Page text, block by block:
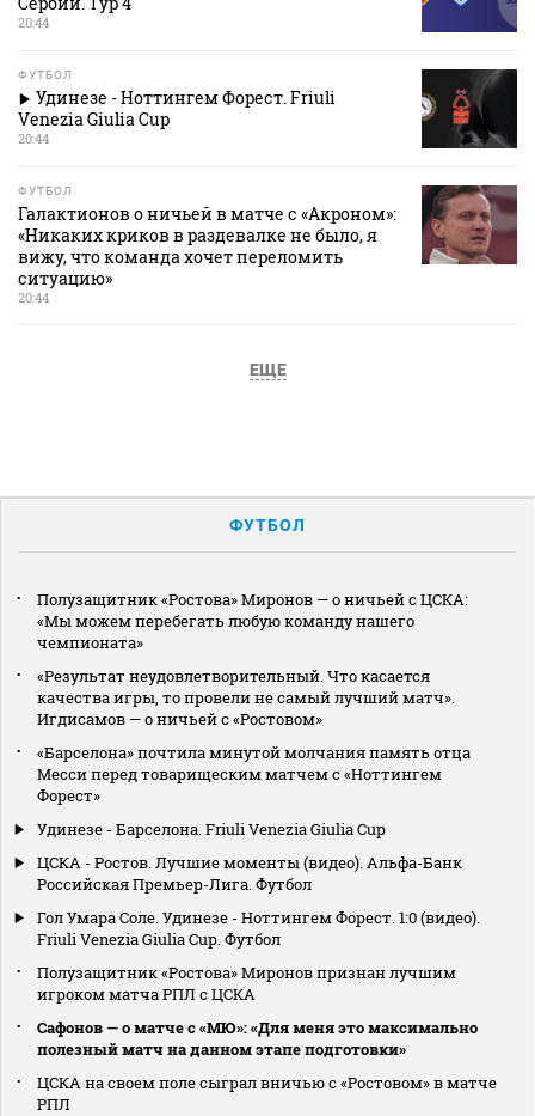
20:44
ФУТБОЛ
Удинезе - Ноттингем Форест. Friuli
Venezia Giulia Cup
20:44
ФУТБОЛ
Галактионов о ничьей в матче с «Акроном»:
«Никаких криков в раздевалке не было, я
вижу, что команда хочет переломить
ситуацию»
20:44
ЕЩЕ
ФУТБОЛ
Полузащитник «Ростова» Миронов — о ничьей с ЦСКА:
«Мы можем перебегать любую команду нашего
чемпионата»
«Результат неудовлетворительный. Что касается
качества игры, то провели не самый лучший матч».
Игдисамов — о ничьей с «Ростовом»
«Барселона» почтила минутой молчания память отца
Месси перед товарищеским матчем с «Ноттингем
Форест»
Удинезе - Барселона. Friuli Venezia Giulia Cup
ЦСКА - Ростов. Лучшие моменты (видео). Альфа-Банк
Российская Премьер-Лига. Футбол
Гол Умара Соле. Удинезе - Ноттингем Форест. 1:0 (видео).
Friuli Venezia Giulia Cup. Футбол
Полузащитник «Ростова» Миронов признан лучшим
игроком матча РПЛ с ЦСКА
Сафонов — о матче с «МЮ»: «Для меня это максимально
полезный матч на данном этапе подготовки»
ЦСКА на своем поле сыграл вничью с «Ростовом» в матче
РПЛ